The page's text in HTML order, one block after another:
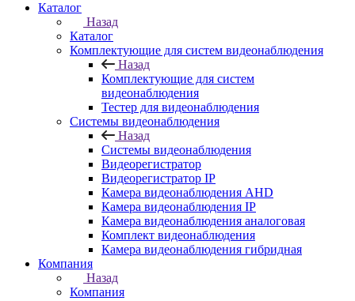
Каталог
Назад
Каталог
Комплектующие для систем видеонаблюдения
Назад
Комплектующие для систем
видеонаблюдения
Тестер для видеонаблюдения
Системы видеонаблюдения
Назад
Системы видеонаблюдения
Видеорегистратор
Видеорегистратор IP
Камера видеонаблюдения AHD
Камера видеонаблюдения IP
Камера видеонаблюдения аналоговая
Комплект видеонаблюдения
Камера видеонаблюдения гибридная
Компания
Назад
Компания